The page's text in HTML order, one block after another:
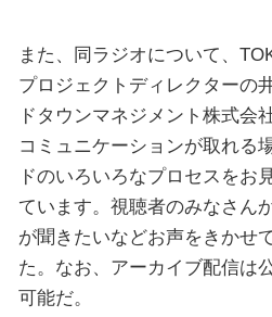
また、同ラジオについて、
プロジェクトディレクターの
ドタウンマネジメント株式会
コミュニケーションが取れる
ドのいろいろなプロセスをお
ています。視聴者のみなさん
が聞きたいなどお声をきかせ
た。なお、アーカイブ配信は
可能だ。